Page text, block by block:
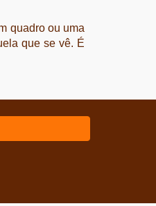
quadro ou uma
que se vê. É